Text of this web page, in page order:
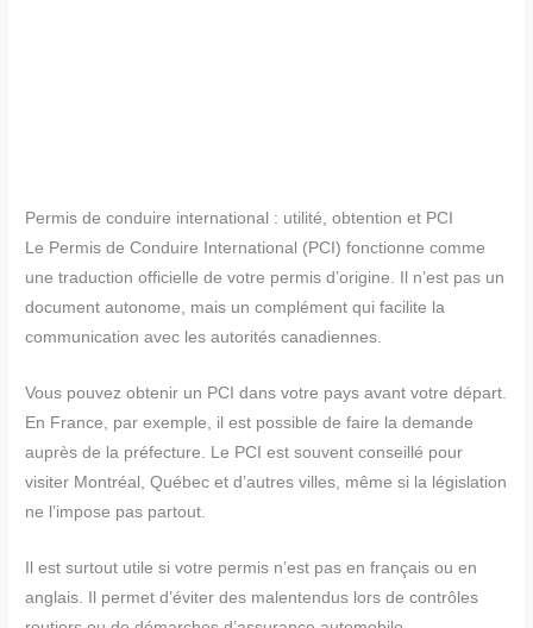
Permis de conduire international : utilité, obtention et PCI
Le Permis de Conduire International (PCI) fonctionne comme
une traduction officielle de votre permis d’origine. Il n’est pas un
document autonome, mais un complément qui facilite la
communication avec les autorités canadiennes.
Vous pouvez obtenir un PCI dans votre pays avant votre départ.
En France, par exemple, il est possible de faire la demande
auprès de la préfecture. Le PCI est souvent conseillé pour
visiter Montréal, Québec et d’autres villes, même si la législation
ne l’impose pas partout.
Il est surtout utile si votre permis n’est pas en français ou en
anglais. Il permet d’éviter des malentendus lors de contrôles